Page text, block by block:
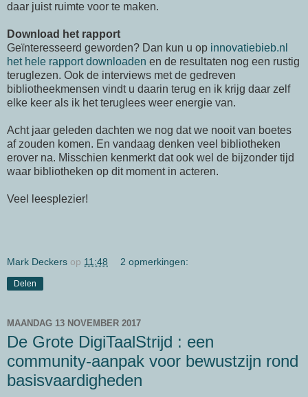
daar juist ruimte voor te maken.
Download het rapport
Geïnteresseerd geworden? Dan kun u op innovatiebieb.nl
het hele rapport downloaden en de resultaten nog een rustig
teruglezen. Ook de interviews met de gedreven
bibliotheekmensen vindt u daarin terug en ik krijg daar zelf
elke keer als ik het teruglees weer energie van.
Acht jaar geleden dachten we nog dat we nooit van boetes
af zouden komen. En vandaag denken veel bibliotheken
erover na. Misschien kenmerkt dat ook wel de bijzonder tijd
waar bibliotheken op dit moment in acteren.
Veel leesplezier!
Mark Deckers op 11:48 2 opmerkingen:
Delen
MAANDAG 13 NOVEMBER 2017
De Grote DigiTaalStrijd : een
community-aanpak voor bewustzijn rond
basisvaardigheden